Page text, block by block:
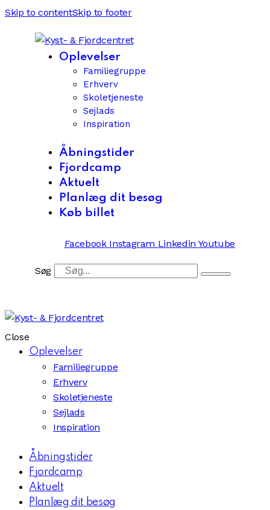
Skip to contentSkip to footer
Oplevelser
Familiegruppe
Erhverv
Skoletjeneste
Sejlads
Inspiration
Åbningstider
Fjordcamp
Aktuelt
Planlæg dit besøg
Køb billet
Facebook Instagram Linkedin Youtube
Søg
Close
Oplevelser
Familiegruppe
Erhverv
Skoletjeneste
Sejlads
Inspiration
Åbningstider
Fjordcamp
Aktuelt
Planlæg dit besøg